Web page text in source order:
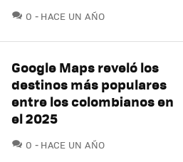
0 COMENTARIOS
HACE UN AÑO
Google Maps reveló los
destinos más populares
entre los colombianos en
el 2025
0 COMENTARIOS
HACE UN AÑO